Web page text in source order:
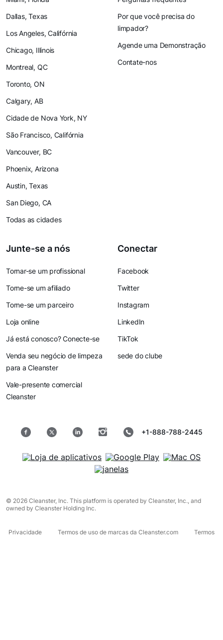
Dallas, Texas
Los Angeles, Califórnia
Chicago, Illinois
Montreal, QC
Toronto, ON
Calgary, AB
Cidade de Nova York, NY
São Francisco, Califórnia
Vancouver, BC
Phoenix, Arizona
Austin, Texas
San Diego, CA
Todas as cidades
Por que você precisa do
limpador?
Agende uma Demonstração
Contate-nos
Junte-se a nós
Tornar-se um profissional
Torne-se um afiliado
Torne-se um parceiro
Loja online
Já está conosco? Conecte-se
Venda seu negócio de limpeza
para a Cleanster
Vale-presente comercial
Cleanster
Conectar
Facebook
Twitter
Instagram
LinkedIn
TikTok
sede do clube
+1-888-788-2445
© 2026 Cleanster, Inc. This platform is operated by Cleanster, Inc., and
owned by Cleanster Holding Inc.
Privacidade Termos de uso de marcas da Cleanster.com Termos